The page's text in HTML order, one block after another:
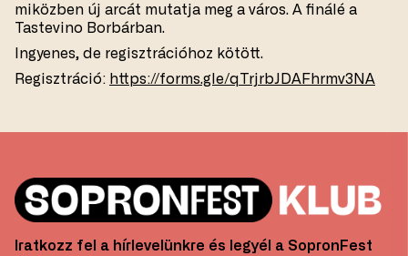
miközben új arcát mutatja meg a város. A finálé a
Tastevino Borbárban.
Ingyenes, de regisztrációhoz kötött.
Regisztráció: https://forms.gle/qTrjrbJDAFhrmv3NA
Iratkozz fel a hírlevelünkre és legyél a SopronFest